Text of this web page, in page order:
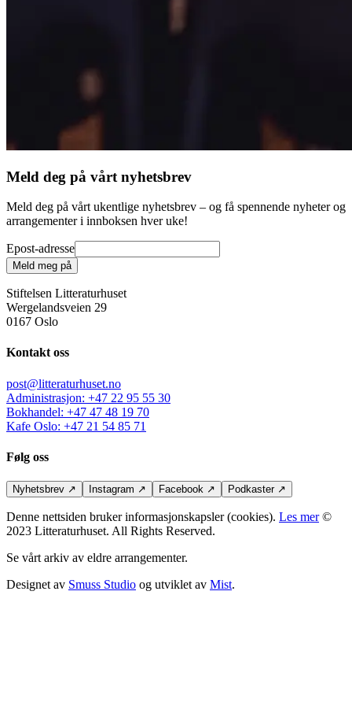
Meld deg på vårt nyhetsbrev
Meld deg på vårt ukentlige nyhetsbrev – og få spennende nyheter og
arrangementer i innboksen hver uke!
Epost-adresse
Meld meg på
Stiftelsen Litteraturhuset
Wergelandsveien 29
0167 Oslo
Kontakt oss
post@litteraturhuset.no
Administrasjon: +47 22 95 55 30
Bokhandel: +47 47 48 19 70
Kafe Oslo: +47 21 54 85 71
Følg oss
Nyhetsbrev ↗ Instagram ↗ Facebook ↗ Podkaster↗
Denne nettsiden bruker informasjonskapsler (cookies). Les mer©
2023 Litteraturhuset. All Rights Reserved.
Se vårt arkiv av eldre arrangementer.
Designet av Smuss Studio og utviklet av Mist.